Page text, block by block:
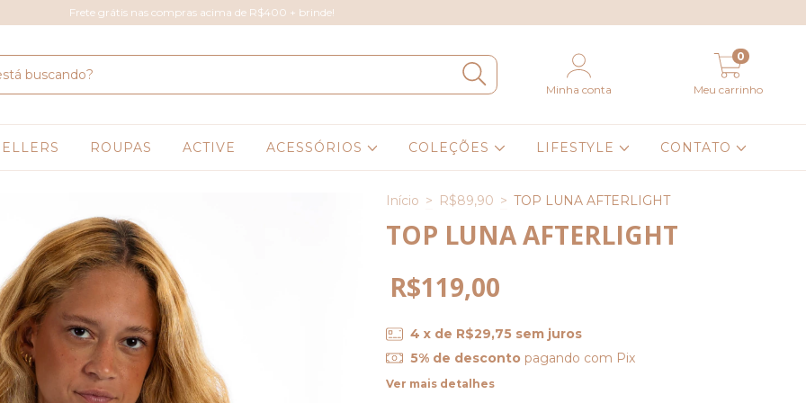
Frete grátis nas compras acima de R$400 + brinde!
Minha conta Meu carrinho
0
ROUPAS ACTIVE ACESSÓRIOS COLEÇÕES LIFESTYLE CONTATO
Início > R$89,90 > TOP LUNA AFTERLIGHT
TOP LUNA AFTERLIGHT
R$119,00
4 x de R$29,75 sem juros
5% de desconto pagando com Pix
Ver mais detalhes